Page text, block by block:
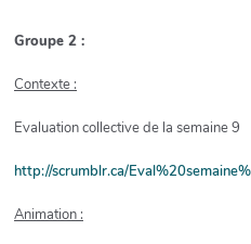
Groupe 2 :
Contexte :
Evaluation collective de la semaine 9
http://scrumblr.ca/
Animation :